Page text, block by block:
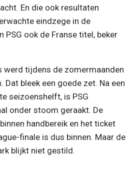
En die ook resultaten
eindzege in de
PSG ook de Franse titel, beker
werd tijdens de zomermaanden
bleek een goede zet. Na een
seizoenshelft, is PSG
onder stoom geraakt. De
handbereik en het ticket
finale is dus binnen. Maar de
blijkt niet gestild.